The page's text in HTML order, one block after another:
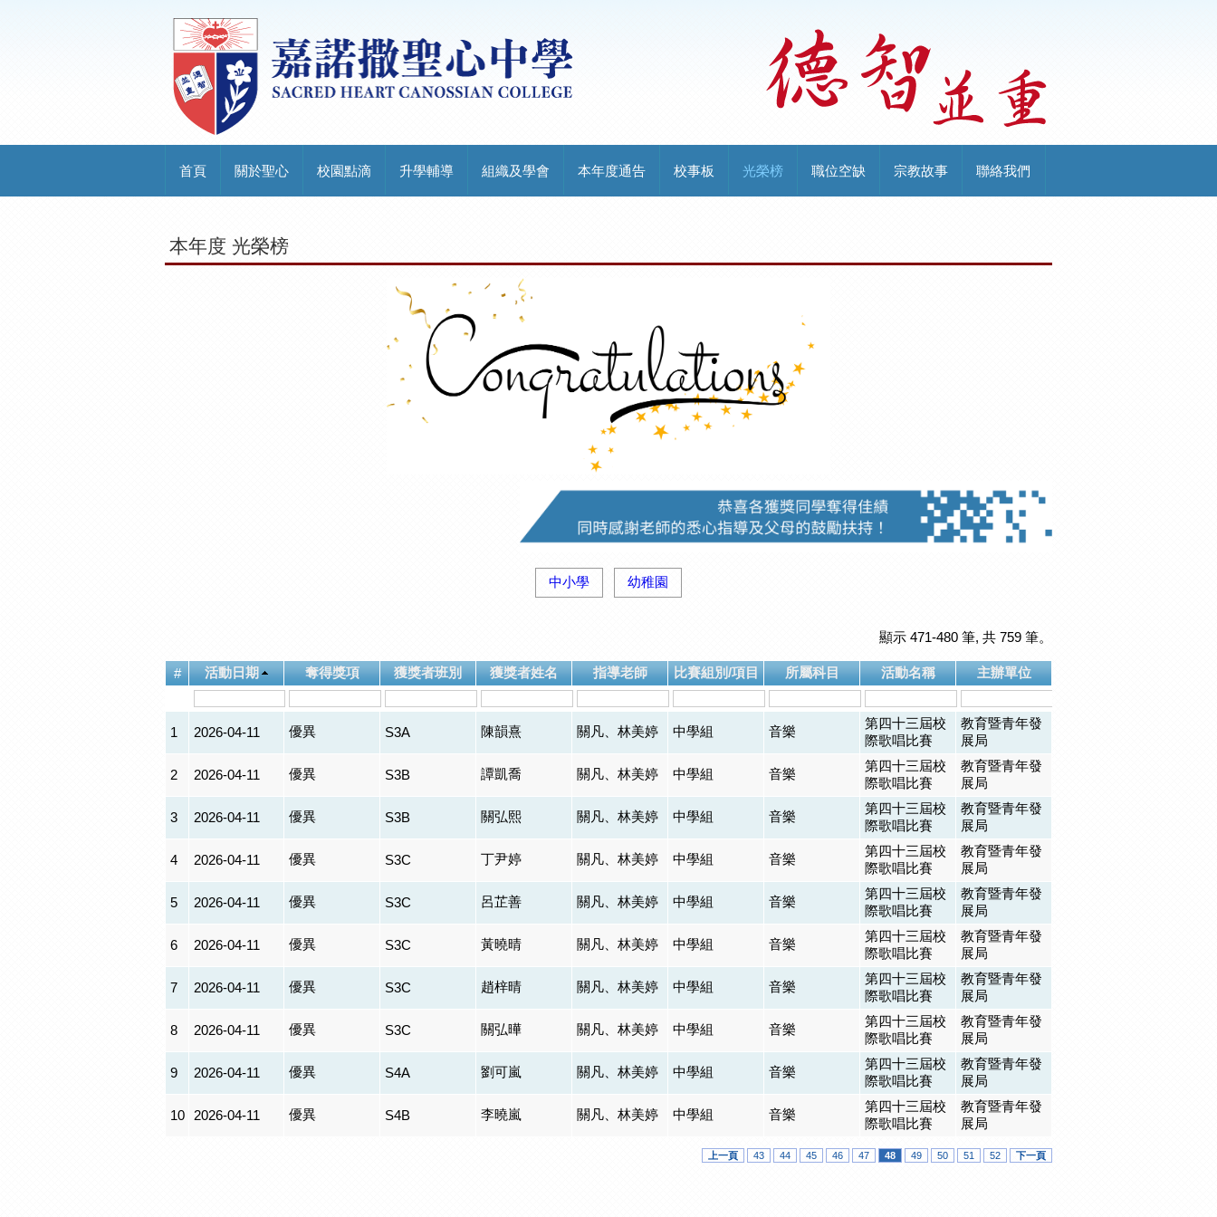
首頁 關於聖心 校園點滴 升學輔導 組織及學會 本年度通告 校事板 光榮榜 職位空缺 宗教故事 聯絡我們
本年度 光榮榜
中小學 幼稚園
顯示 471-480 筆, 共 759 筆。
# 活動日期 奪得獎項 獲獎者班別 獲獎者姓名 指導老師 比賽組別/項目 所屬科目 活動名稱 主辦單位
1 2026-04-11 優異 S3A 陳韻熹 關凡、林美婷 中學組 音樂
第四十三屆校
際歌唱比賽
教育暨青年發
展局
2 2026-04-11 優異 S3B 譚凱喬 關凡、林美婷 中學組 音樂
第四十三屆校
際歌唱比賽
教育暨青年發
展局
3 2026-04-11 優異 S3B 關弘熙 關凡、林美婷 中學組 音樂
第四十三屆校
際歌唱比賽
教育暨青年發
展局
4 2026-04-11 優異 S3C 丁尹婷 關凡、林美婷 中學組 音樂
第四十三屆校
際歌唱比賽
教育暨青年發
展局
5 2026-04-11 優異 S3C 呂芷善 關凡、林美婷 中學組 音樂
第四十三屆校
際歌唱比賽
教育暨青年發
展局
6 2026-04-11 優異 S3C 黃曉晴 關凡、林美婷 中學組 音樂
第四十三屆校
際歌唱比賽
教育暨青年發
展局
7 2026-04-11 優異 S3C 趙梓晴 關凡、林美婷 中學組 音樂
第四十三屆校
際歌唱比賽
教育暨青年發
展局
8 2026-04-11 優異 S3C 關弘曄 關凡、林美婷 中學組 音樂
第四十三屆校
際歌唱比賽
教育暨青年發
展局
9 2026-04-11 優異 S4A 劉可嵐 關凡、林美婷 中學組 音樂
第四十三屆校
際歌唱比賽
教育暨青年發
展局
10 2026-04-11 優異 S4B 李曉嵐 關凡、林美婷 中學組 音樂
第四十三屆校
際歌唱比賽
教育暨青年發
展局
上一頁 43 44 45 46 47 48 49 50 51 52 下一頁